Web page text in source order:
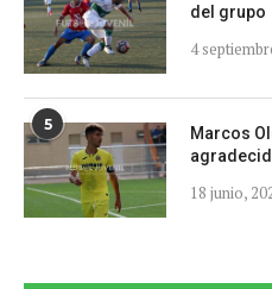
del grupo
4
5
Marcos
18 junio,